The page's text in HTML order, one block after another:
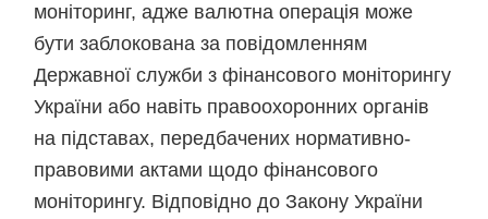
моніторинг, адже валютна операція може
бути заблокована за повідомленням
Державної служби з фінансового моніторингу
України або навіть правоохоронних органів
на підставах, передбачених нормативно-
правовими актами щодо фінансового
моніторингу. Відповідно до Закону України